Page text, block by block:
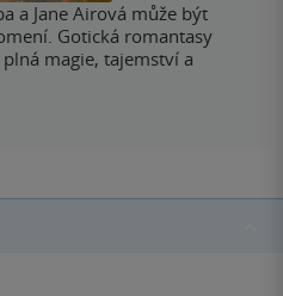
a Jane Airová může být
Gotická romantasy
magie, tajemství a